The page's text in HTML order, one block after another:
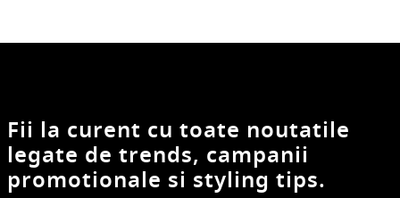
Fii la curent cu toate noutatile
legate de trends, campanii
promotionale si styling tips.